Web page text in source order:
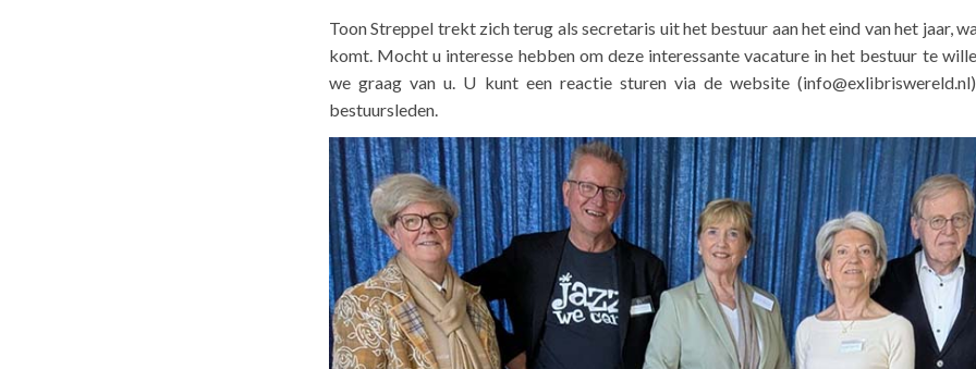
Toon Streppel trekt zich terug als secretaris uit het bestuur aan het eind van het jaar,
komt. Mocht u interesse hebben om deze interessante vacature in het bestuur te
we graag van u. U kunt een reactie sturen via de website
bestuursleden.